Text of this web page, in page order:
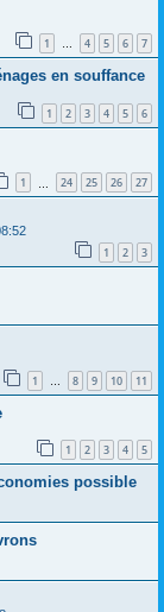
1 … 4 5 6 7
en souffance
1 2 3 4 5 6
1 24 25 26 27
1 2 3
1 … 8 9 10 11
1 2 3 4 5
possible